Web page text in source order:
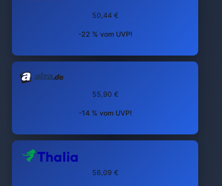
50,44 €
-22 % vom UVP!
55,90 €
-14 % vom UVP!
56,09 €